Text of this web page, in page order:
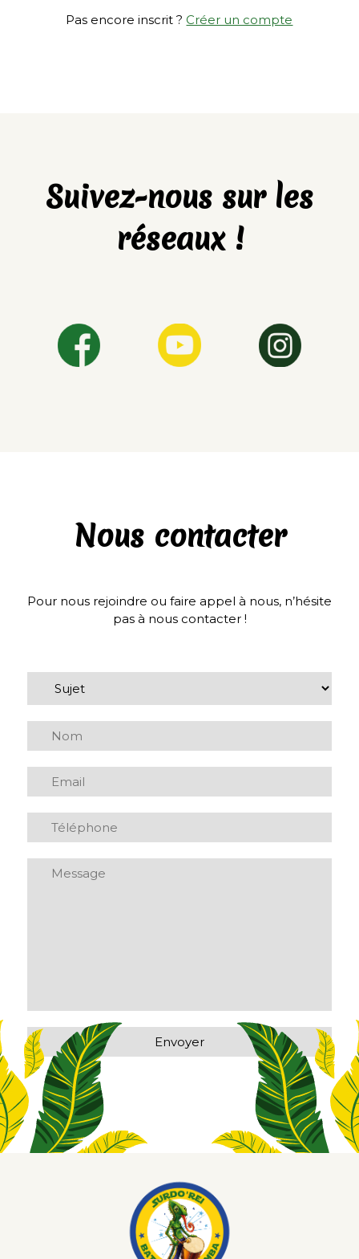
Pas encore inscrit ? Créer un compte
Suivez-nous sur les
réseaux !
Nous contacter
Pour nous rejoindre ou faire appel à nous, n’hésite
pas à nous contacter !